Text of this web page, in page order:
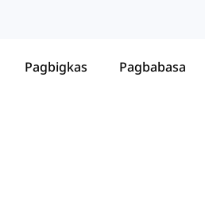
Pagbigkas Pagbabasa